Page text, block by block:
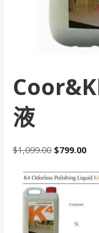
液
$1,099.00 原
價
格：
$1,099.00。
$799.00目
價